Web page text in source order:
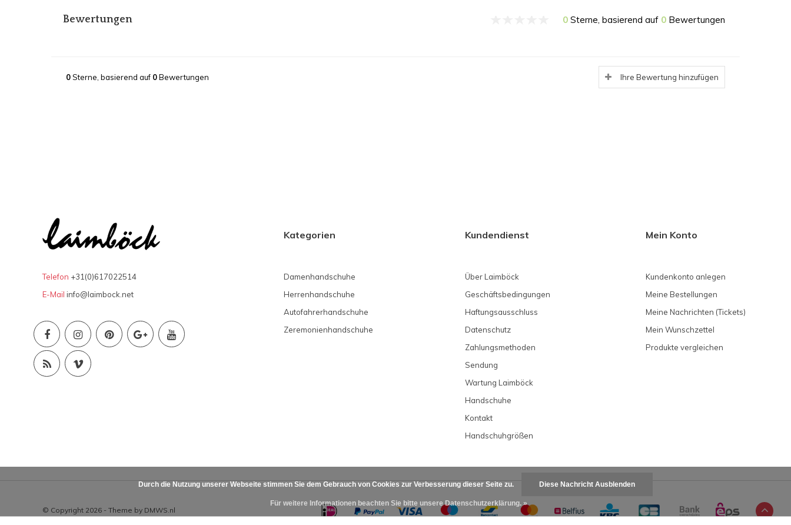
Bewertungen 0 Sterne, basierend auf 0 Bewertungen
0Sterne, basierend auf 0Bewertungen Ihre Bewertung hinzufügen
Telefon +31(0)617022514
E-Mail info@laimbock.net
Kategorien
Damenhandschuhe
Herrenhandschuhe
Autofahrerhandschuhe
Zeremonienhandschuhe
Kundendienst
Über Laimböck
Geschäftsbedingungen
Haftungsausschluss
Datenschutz
Zahlungsmethoden
Sendung
Wartung Laimböck
Handschuhe
Kontakt
Handschuhgrößen
Mein Konto
Kundenkonto anlegen
Meine Bestellungen
Meine Nachrichten (Tickets)
Mein Wunschzettel
Produkte vergleichen
© Copyright 2026 - Theme by DMWS.nl
Durch die Nutzung unserer Webseite stimmen Sie dem Gebrauch von Cookies zur Verbesserung dieser Seite zu. Diese Nachricht Ausblenden
Für weitere Informationen beachten Sie bitte unsere Datenschutzerklärung. »